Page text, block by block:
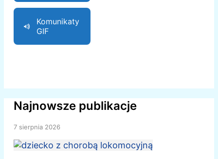
Komunikaty
GIF
Najnowsze publikacje
7 sierpnia 2026